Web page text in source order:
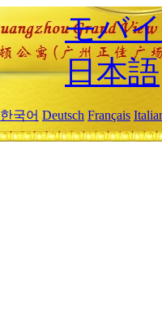
モバ
日本語
한국어 Deutsch Français